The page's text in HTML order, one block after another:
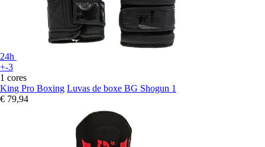
24h
+-3
1 cores
King Pro Boxing Luvas de boxe BG Shogun 1
€ 79,94